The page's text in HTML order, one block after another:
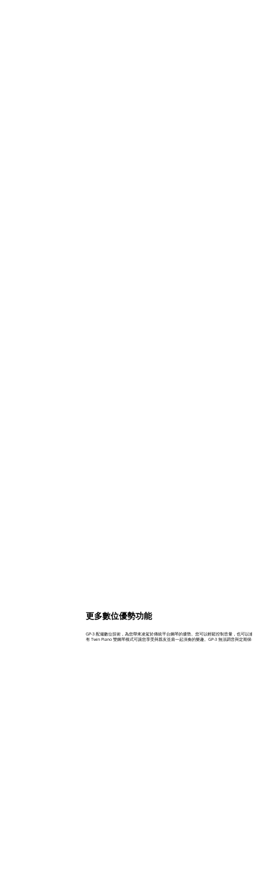
更多數位優勢功能
GP-3 配備數位技術，為您帶來凌駕於傳統平台鋼琴的優勢。您可以輕鬆控制音量，也可以連接耳
有 Twin Piano 雙鋼琴模式可讓您享受與親友並肩一起演奏的樂趣。GP-3 無須調音與定期保養，